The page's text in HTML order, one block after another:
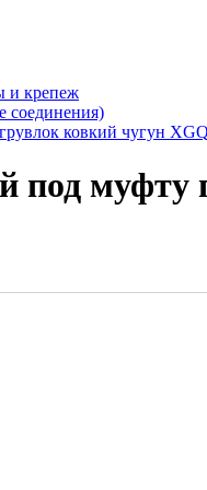
и крепеж
соединения)
ковкий чугун
под